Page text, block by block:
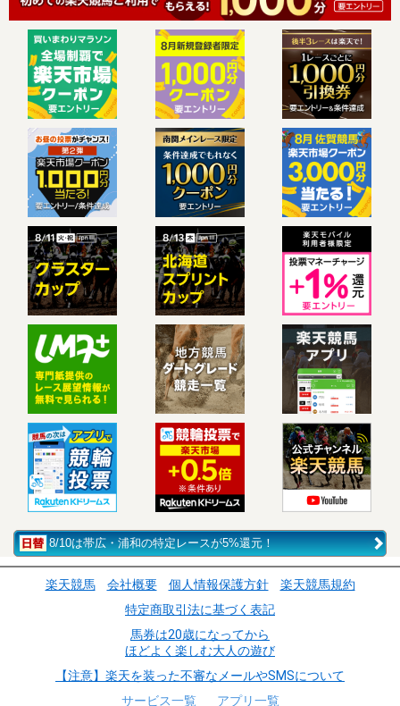
8/10は帯広・浦和の特定レースが5%還元！
楽天競馬 会社概要 個人情報保護方針
楽天競馬規約
特定商取引法に基づく表記
馬券は20歳になってから
ほどよく楽しむ大人の遊び
【注意】楽天を装った不審なメールやSMSについて
サービス一覧
アプリ一覧